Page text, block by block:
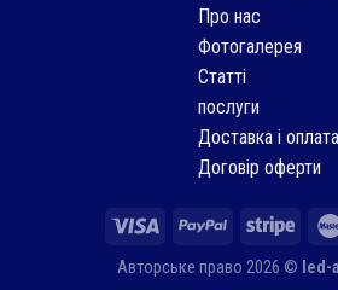
Про нас
Фотогалерея
Статті
послуги
Доставка і оплата
Договір оферти
Авторське право 2026 ©